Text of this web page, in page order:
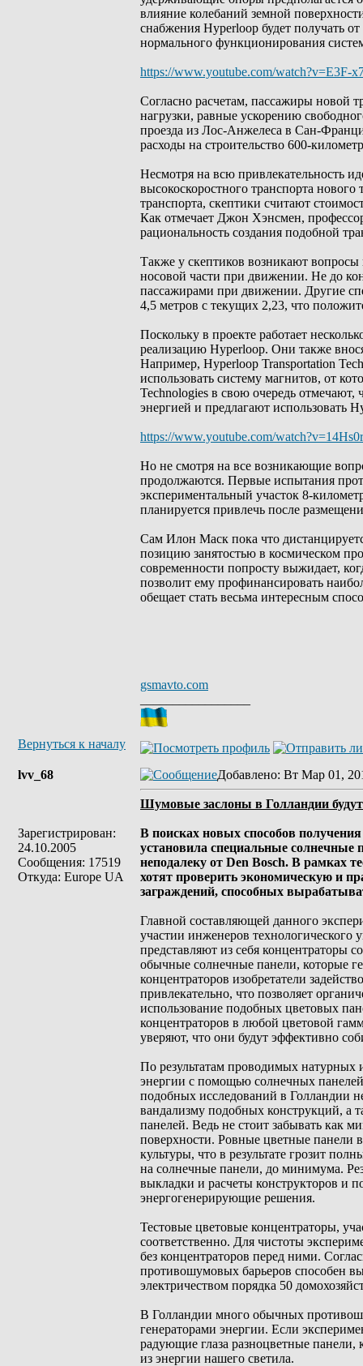
влияние колебаний земной
снабжения Hyperloop будет получать
нормального функционирования
https://www.youtube.com/watch?v=E3F-
Согласно расчетам, пассажиры новой
нагрузки, равные ускорению
проезда из Лос-Анжелеса в Сан-
расходы на строительство 600-
Несмотря на всю привлекательность
высокоскоростного транспорта
транспорта, скептики считают
Как отмечает Джон Хэнсмен,
рациональность создания подобной
Также у скептиков возникают вопросы
носовой части при движении. Не до
пассажирами при движении. Другие
4,5 метров с текущих 2,23, что
Поскольку в проекте работает
реализацию Hyperloop. Они также
Например, Hyperloop Transportation
использовать систему магнитов, от
Technologies в свою очередь
энергией и предлагают использовать
https://www.youtube.com/
Но не смотря на все возникающие
продолжаются. Первые испытания
экспериментальный участок 8-
планируется привлечь после
Сам Илон Маск пока что
позицию занятостью в космическом
современности попросту выжидает,
позволит ему профинансировать
обещает стать весьма интересным
gsmavto.com
Вернуться к началу
lvv_68
Зарегистрирован:
24.10.2005
Сообщения: 17519
Откуда: Europe UA
Добавлено: Вт Мар 01,
Шумовые заслоны в Голландии
В поисках новых способов
установила специальные
неподалеку от Den Bosch. В рамках
хотят проверить экономическую и
заграждений, способных
Главной составляющей данного
участии инженеров
представляют из себя концентраторы
обычные солнечные панели, которые
концентраторов изобретатели
привлекательно, что позволяет
использование подобных цветовых
концентраторов в любой цветовой
уверяют, что они будут эффективно
По результатам проводимых натурных
энергии с помощью солнечных
подобных исследований в Голландии
вандализму подобных конструкций, а
панелей. Ведь не стоит забывать как
поверхности. Ровные цветные панели
культуры, что в результате грозит
на солнечные панели, до минимума.
выкладки и расчеты конструкторов и
энергогенерирующие решения.
Тестовые цветовые концентраторы,
соответственно. Для чистоты
без концентраторов перед ними.
противошумовых барьеров способен
электричеством порядка 50
В Голландии много обычных
генераторами энергии. Если
радующие глаза разноцветные панели,
из энергии нашего светила.